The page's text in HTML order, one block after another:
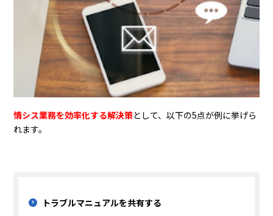
情シス業務を効率化する解決策として、以下の5点が例に挙げら
れます。
トラブルマニュアルを共有する